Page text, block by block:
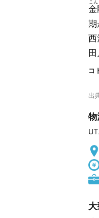
金
こ
期
西
コ
出
物